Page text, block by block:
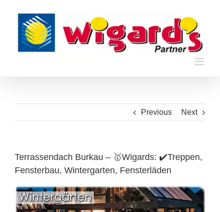
content
Previous Next
Terrassendach Burkau – 🥇Wigards: ✔️Treppen,
Fensterbau, Wintergarten, Fensterläden